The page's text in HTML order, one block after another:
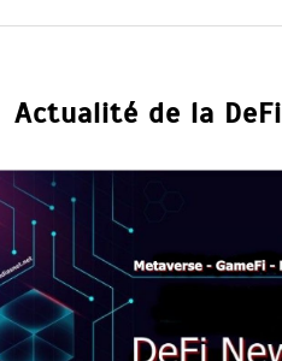
Actualité de la DeFi